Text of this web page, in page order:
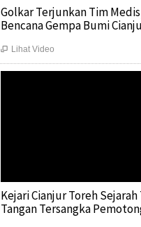
Golkar Terjunkan Tim
Bencana Gempa Bumi
 Lihat Video
Kejari Cianjur Toreh
Tangan Tersangka